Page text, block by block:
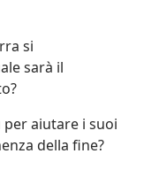
si
sarà il
per aiutare i suoi
della fine?